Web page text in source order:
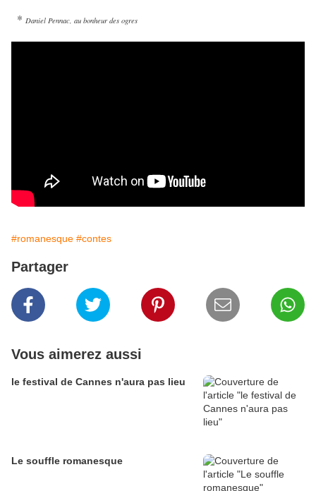
* Daniel Pennac, au bonheur des ogres
#romanesque #contes
Partager
Vous aimerez aussi
le festival de Cannes n'aura pas lieu
Le souffle romanesque